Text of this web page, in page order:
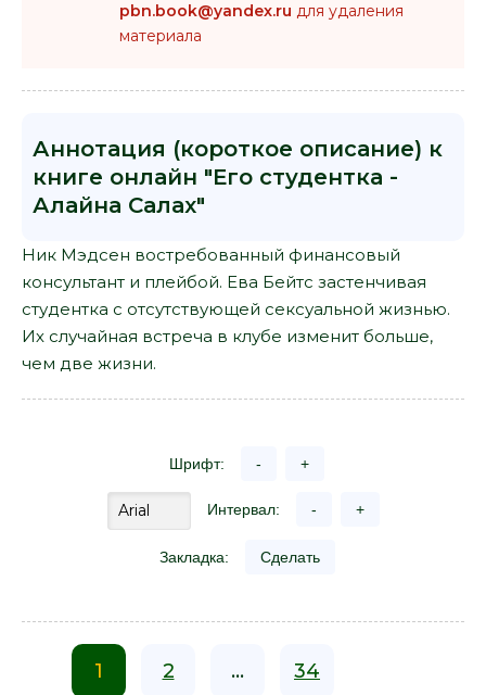
pbn.book@yandex.ru для удаления
материала
Аннотация (короткое описание) к
книге онлайн "Его студентка -
Алайна Салах"
Ник Мэдсен востребованный финансовый
консультант и плейбой. Ева Бейтс застенчивая
студентка с отсутствующей сексуальной жизнью.
Их случайная встреча в клубе изменит больше,
чем две жизни.
Шрифт: - +
Интервал: - +
Закладка: Сделать
1 2 ... 34